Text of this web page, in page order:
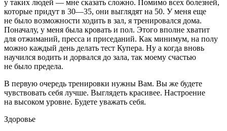
у таких людей — мне сказать сложно. Помимо всех болезней,
которые придут в 30—35, они выглядят на 50. У меня еще
не было возможности ходить в зал, я тренировался дома.
Поначалу, у меня была кровать и пол. Этого вполне хватит
для отжиманий, пресса и приседаний. Как минимум, на полу
можно каждый день делать тест Купера. Ну а когда вновь
научился водить и дорвался до зала, так моему счастью
не было предела.
В первую очередь тренировки нужны Вам. Вы же будете
чувствовать себя лучше. Выглядеть красивее. Настроение
на высоком уровне. Будете уважать себя.
Здоровье